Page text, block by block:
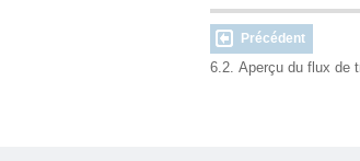
Précédent
6.2. Aperçu du flux de